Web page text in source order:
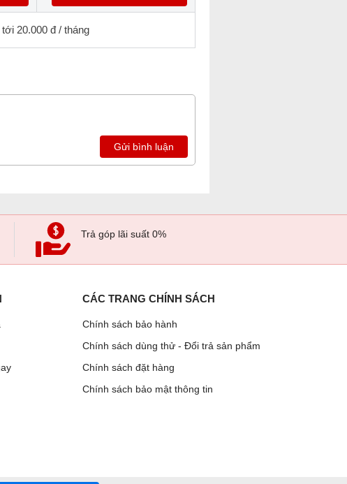
20.000 đ / tháng
Gửi bình luận
Trả góp lãi suất 0%
CÁC TRANG CHÍNH SÁCH
Chính sách bảo hành
Chính sách dùng thử - Đổi trả sản phẩm
Chính sách đặt hàng
Chính sách bảo mật thông tin